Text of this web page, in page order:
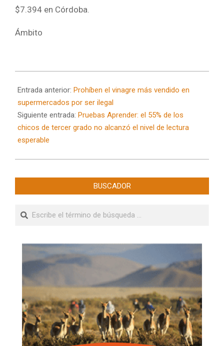
$7.394 en Córdoba.
Ámbito
05-
06
Entrada anterior: Prohíben el vinagre más vendido en
supermercados por ser ilegal
Siguiente entrada: Pruebas Aprender: el 55% de los
chicos de tercer grado no alcanzó el nivel de lectura
esperable
BUSCADOR
Buscar